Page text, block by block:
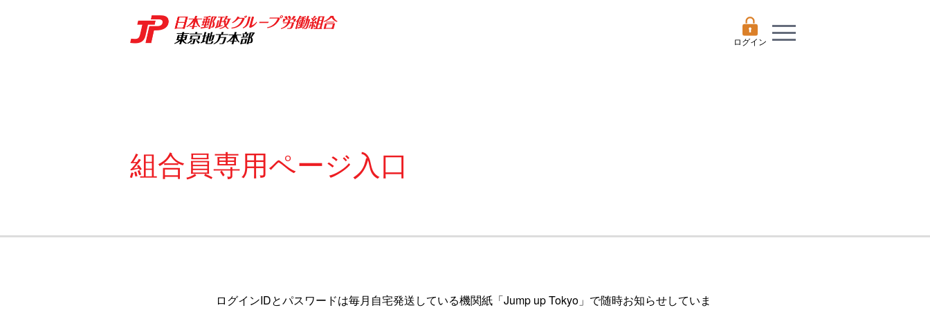
ログイン
組合員専用ページ入口
ログインIDとパスワードは毎月自宅発送している機関紙「Jump up Tokyo」で随時お知らせしていま